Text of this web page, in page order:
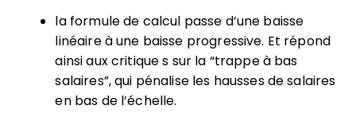
la formule de calcul passe d’une baisse
linéaire à une baisse progressive. Et répond
ainsi aux critique s sur la “trappe à bas
salaires”, qui pénalise les hausses de salaires
en bas de l’échelle.